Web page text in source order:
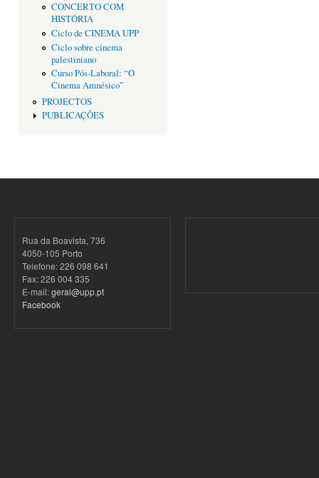
CONCERTO COM
HISTÓRIA
Ciclo de CINEMA UPP
Ciclo sobre cinema
palestiniano
Curso Pós-Laboral: “O
Cinema Amnésico”
PROJECTOS
PUBLICAÇÕES
Rua da Boavista, 736
4050-105 Porto
Telefone: 226 098 641
Fax: 226 004 335
E-mail:geral@upp.pt
Facebook